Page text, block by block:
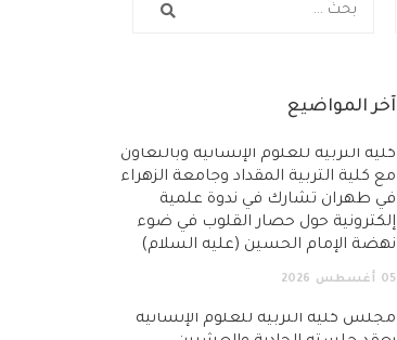
آخر المواضيع
كلية التربية للعلوم الإنسانية وبالتعاون
مع كلية التربية المقداد وجامعة الزهراء
في طهران تشارك في ندوة علمية
إلكترونية حول حصار القلوب في ضوء
نهضة الإمام الحسين (عليه السلام)
05 أغسطس 2026
مجلس كلية التربية للعلوم الإنسانية